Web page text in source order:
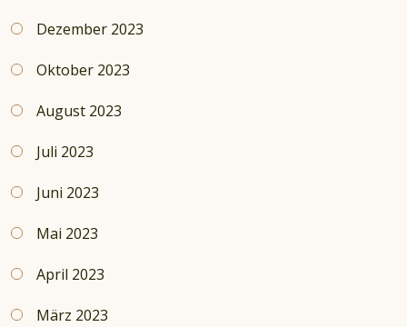
Dezember 2023
Oktober 2023
August 2023
Juli 2023
Juni 2023
Mai 2023
April 2023
März 2023